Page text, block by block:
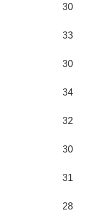
30
33
30
34
32
30
31
28